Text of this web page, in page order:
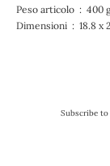
Peso articolo ‏ :
Dimensioni ‏ :
Subscribe